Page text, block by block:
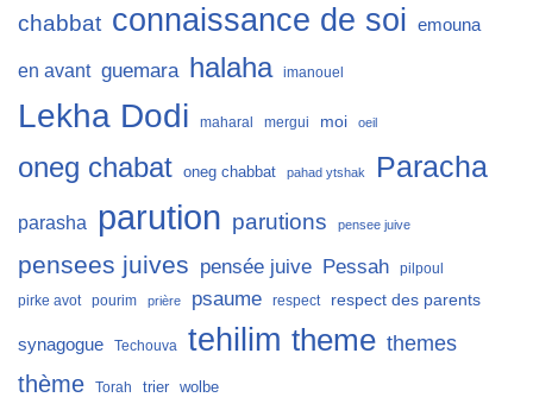
chabbat connaissance de soi emouna
en avant guemara halaha imanouel
Lekha Dodi maharal mergui moi oeil
oneg chabat oneg chabbat pahad ytshak Paracha
parasha parution parutions pensee juive
pensees juives pensée juive Pessah
pilpoul
pirke avot
pourim prière psaume respect respect des parents
synagogue Techouva tehilim theme themes
thème Torah trier wolbe